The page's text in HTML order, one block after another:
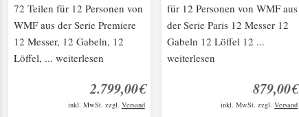
72 Teilen für 12 Personen von
WMF aus der Serie Premiere
12 Messer, 12 Gabeln, 12
Löffel, ... weiterlesen
2.799,00€
inkl. MwSt. zzgl. Versand
für 12 Personen von WMF aus
der Serie Paris 12 Messer 12
Gabeln 12 Löffel 12 ...
weiterlesen
879,00€
inkl. MwSt. zzgl.Versand